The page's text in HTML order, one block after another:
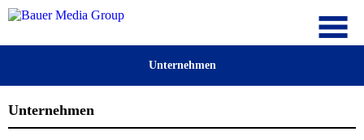
Unternehmen
Unternehmen